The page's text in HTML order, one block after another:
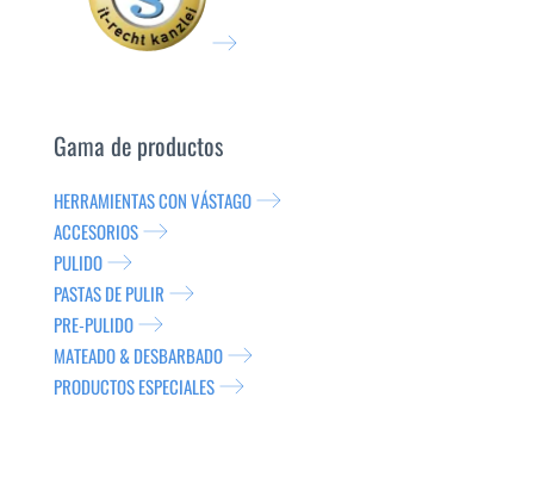
Gama de productos
HERRAMIENTAS CON VÁSTAGO
ACCESORIOS
PULIDO
PASTAS DE PULIR
PRE-PULIDO
MATEADO & DESBARBADO
PRODUCTOS ESPECIALES